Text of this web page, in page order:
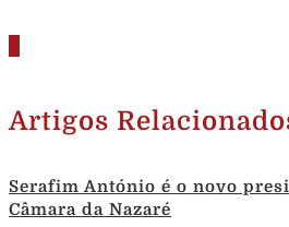
Artigos
Serafim António é o novo
Câmara da Nazaré